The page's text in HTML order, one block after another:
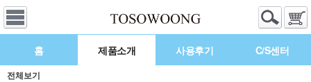
홈 제품소개 사용후기 C/S센터
전체보기